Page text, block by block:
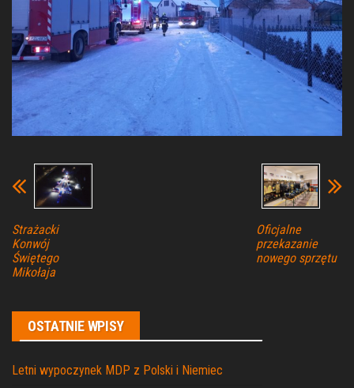
Strażacki
Konwój
Świętego
Mikołaja
Oficjalne
przekazanie
nowego sprzętu
OSTATNIE WPISY
Letni wypoczynek MDP z Polski i Niemiec